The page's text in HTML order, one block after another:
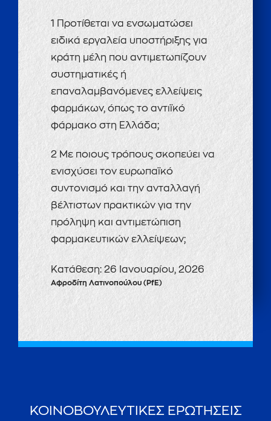
1 Προτίθεται να ενσωματώσει
ειδικά εργαλεία υποστήριξης για
κράτη μέλη που αντιμετωπίζουν
συστηματικές ή
επαναλαμβανόμενες ελλείψεις
φαρμάκων, όπως το αντιϊκό
φάρμακο στη Ελλάδα;
2 Με ποιους τρόπους σκοπεύει να
ενισχύσει τον ευρωπαϊκό
συντονισμό και την ανταλλαγή
βέλτιστων πρακτικών για την
πρόληψη και αντιμετώπιση
φαρμακευτικών ελλείψεων;
Κατάθεση: 26 Ιανουαρίου, 2026
Αφροδίτη Λατινοπούλου (PfE)
ΚΟΙΝΟΒΟΥΛΕΥΤΙΚΕΣ ΕΡΩΤΗΣΕΙΣ